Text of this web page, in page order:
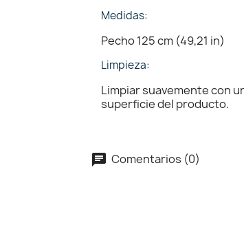
Medidas:
Pecho 125 cm (49,21 in)
Limpieza:
Limpiar suavemente con
superficie del producto.
Comentarios (0)